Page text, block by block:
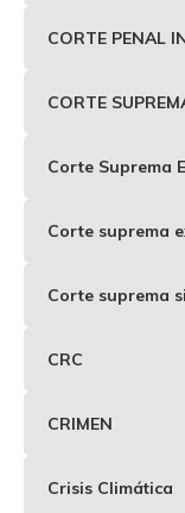
CORTE PENAL
CORTE
Corte Suprema
Corte suprema
Corte suprema
CRC
CRIMEN
Crisis Climática